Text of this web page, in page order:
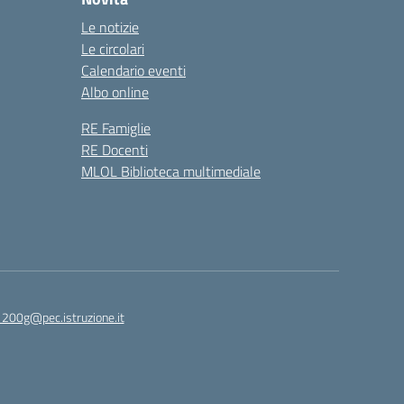
Le notizie
Le circolari
Calendario eventi
Albo online
RE Famiglie
RE Docenti
MLOL Biblioteca multimediale